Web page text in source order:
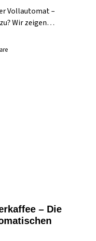
Vollautomat –
Wir zeigen…
– Die